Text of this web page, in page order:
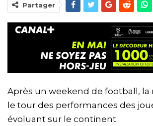
Partager
Après un weekend de football, la
le tour des performances des
évoluant sur le continent.